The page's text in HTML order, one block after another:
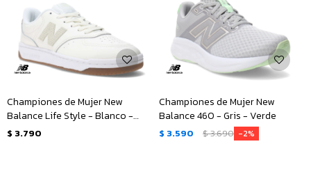
Championes de Mujer New
Balance Life Style - Blanco -
Verde Claro
$ 3.790
Championes de Mujer New
Balance 460 - Gris - Verde
$ 3.590 $3.690 2